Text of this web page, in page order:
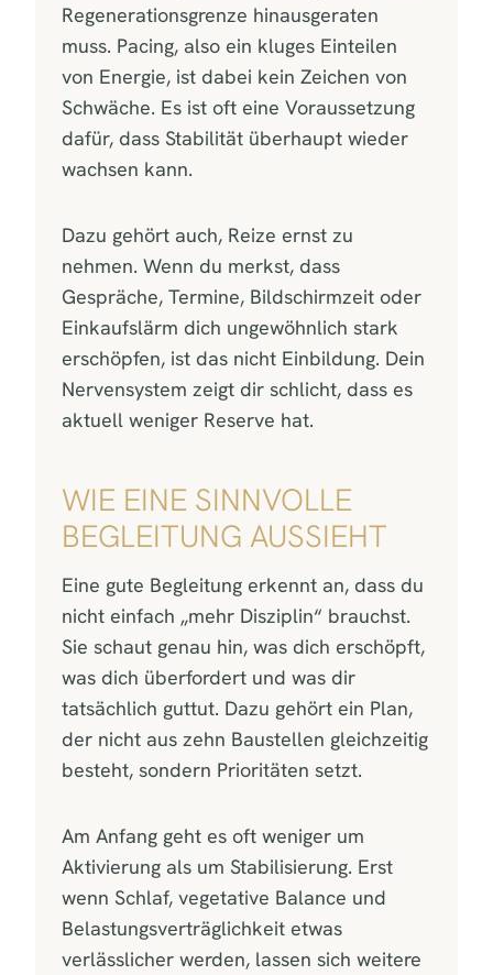
Regenerationsgrenze hinausgeraten
muss. Pacing, also ein kluges Einteilen
von Energie, ist dabei kein Zeichen von
Schwäche. Es ist oft eine Voraussetzung
dafür, dass Stabilität überhaupt wieder
wachsen kann.
Dazu gehört auch, Reize ernst zu
nehmen. Wenn du merkst, dass
Gespräche, Termine, Bildschirmzeit oder
Einkaufslärm dich ungewöhnlich stark
erschöpfen, ist das nicht Einbildung. Dein
Nervensystem zeigt dir schlicht, dass es
aktuell weniger Reserve hat.
WIE EINE SINNVOLLE
BEGLEITUNG AUSSIEHT
Eine gute Begleitung erkennt an, dass du
nicht einfach „mehr Disziplin“ brauchst.
Sie schaut genau hin, was dich erschöpft,
was dich überfordert und was dir
tatsächlich guttut. Dazu gehört ein Plan,
der nicht aus zehn Baustellen gleichzeitig
besteht, sondern Prioritäten setzt.
Am Anfang geht es oft weniger um
Aktivierung als um Stabilisierung. Erst
wenn Schlaf, vegetative Balance und
Belastungsverträglichkeit etwas
verlässlicher werden, lassen sich weitere